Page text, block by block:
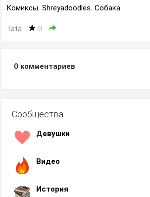
Комиксы, Shreyadoodles, Собака
Tata 0
0 комментариев
Сообщества
Девушки
Видео
История